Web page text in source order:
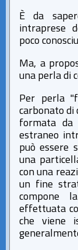
È da
intraprese
poco
Ma, a
una perla di
Per perla
carbonato di
formata da
estraneo
può essere
una
con una
un fine
compone
effettuata
che viene